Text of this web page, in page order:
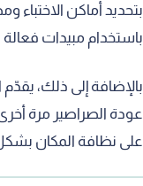
بتحديد أماكن الاختباء
باستخدام مبيدات
بالإضافة إلى ذلك،
عودة الصراصير مرة
على نظافة المكان